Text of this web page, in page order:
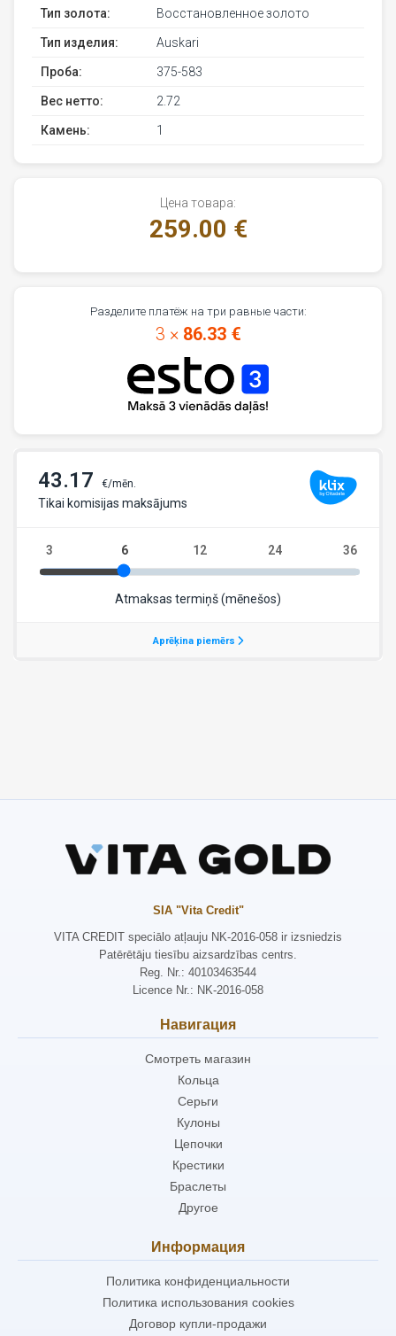
Тип золота: Восстановленное золото
Тип изделия: Auskari
Проба: 375-583
Вес нетто: 2.72
Камень: 1
Цена товара:
259.00 €
Разделите платёж на три равные части:
3 × 86.33 €
SIA "Vita Credit"
VITA CREDIT speciālo atļauju NK-2016-058 ir izsniedzis
Patērētāju tiesību aizsardzības centrs.
Reg. Nr.: 40103463544
Licence Nr.: NK-2016-058
Навигация
Смотреть магазин
Кольца
Серьги
Кулоны
Цепочки
Крестики
Браслеты
Другое
Информация
Политика конфиденциальности
Политика использования cookies
Договор купли-продажи